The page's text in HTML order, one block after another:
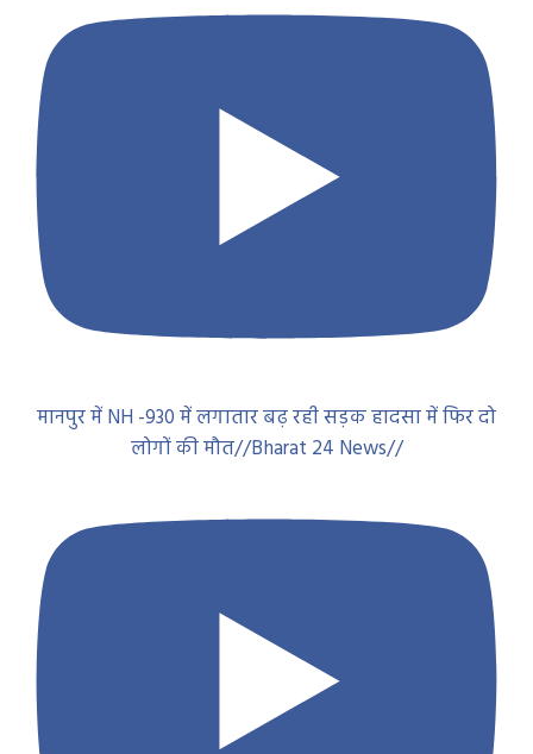
मानपुर में NH -930 में लगातार बढ़ रही सड़क हादसा में फिर दो
लोगों की मौत//Bharat 24 News//